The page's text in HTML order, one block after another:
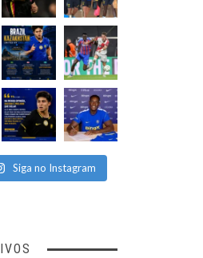
Siga no Instagram